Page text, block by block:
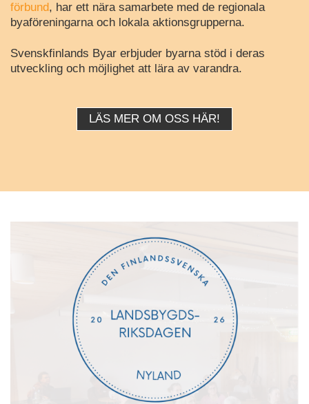
förbund, har ett nära samarbete med de regionala
byaföreningarna och lokala aktionsgrupperna.
Svenskfinlands Byar erbjuder byarna stöd i deras
utveckling och möjlighet att lära av varandra.
LÄS MER OM OSS HÄR!